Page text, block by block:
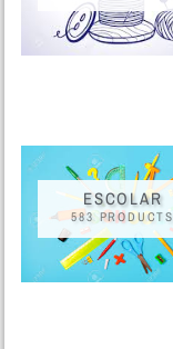
ESCOLAR
583 PRODUCTS